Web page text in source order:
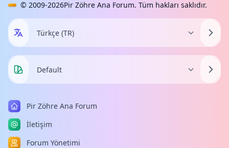
© 2009-2026Pir Zöhre Ana Forum. Tüm hakları saklıdır.
Pir Zöhre Ana Forum
İletişim
Forum Yönetimi